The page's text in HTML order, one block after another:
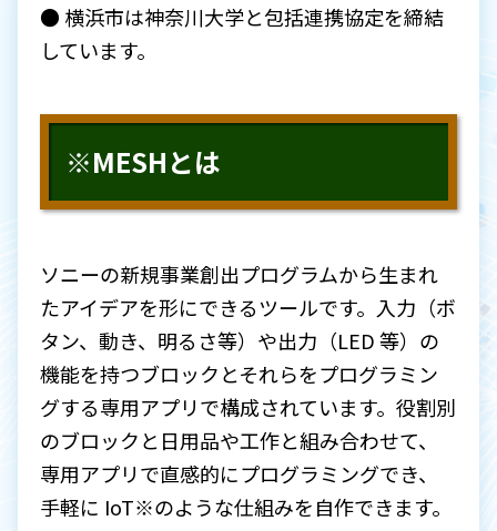
● 横浜市は神奈川大学と包括連携協定を締結
しています。
※MESHとは
ソニーの新規事業創出プログラムから生まれ
たアイデアを形にできるツールです。入力（ボ
タン、動き、明るさ等）や出力（LED 等）の
機能を持つブロックとそれらをプログラミン
グする専用アプリで構成されています。役割別
のブロックと日用品や工作と組み合わせて、
専用アプリで直感的にプログラミングでき、
手軽に IoT※のような仕組みを自作できます。